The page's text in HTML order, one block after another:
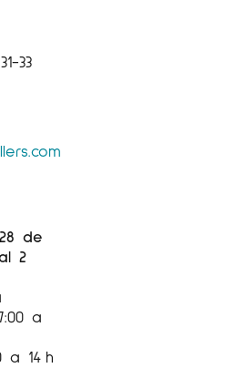
anys 70 fins al 2008 va
05-05 a Wayback Machine.
amb diverses galeries
València, Madrid,
33
de
2
a
a 14 h